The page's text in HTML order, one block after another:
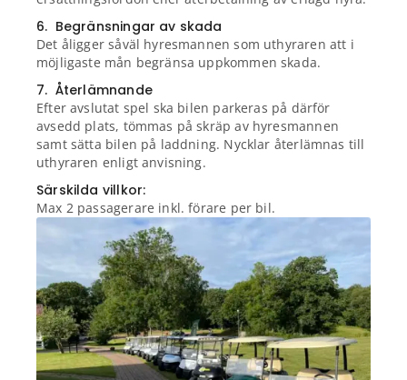
6. Begränsningar av skada
Det åligger såväl hyresmannen som uthyraren att i
möjligaste mån begränsa uppkommen skada.
7. Återlämnande
Efter avslutat spel ska bilen parkeras på därför
avsedd plats, tömmas på skräp av hyresmannen
samt sätta bilen på laddning. Nycklar återlämnas till
uthyraren enligt anvisning.
Särskilda villkor:
Max 2 passagerare inkl. förare per bil.